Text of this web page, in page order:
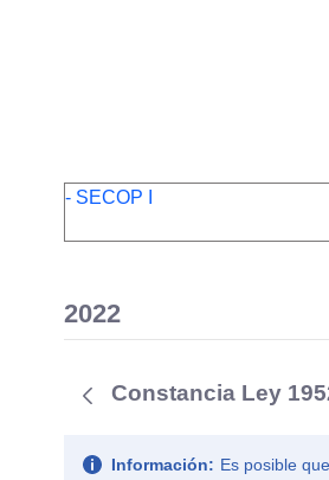
- SECOP I
2022
Constancia Ley
Información: Es posible